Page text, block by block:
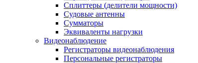
Сплиттеры (делители мощности)
Судовые антенны
Сумматоры
Эквиваленты нагрузки
Видеонаблюдение
Регистраторы видеонаблюдения
Персональные регистраторы